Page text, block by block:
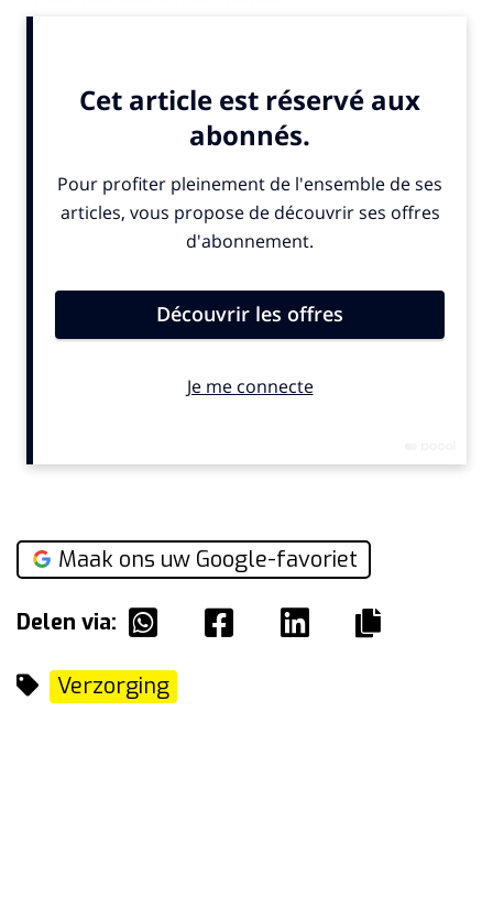
Maak ons uw Google-favoriet
Delen via:
Verzorging